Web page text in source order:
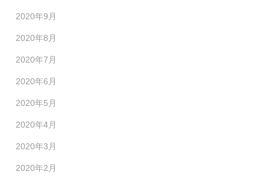
2020年9月
2020年8月
2020年7月
2020年6月
2020年5月
2020年4月
2020年3月
2020年2月